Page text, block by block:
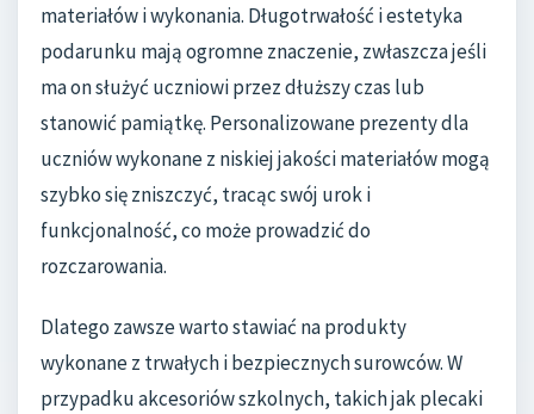
materiałów i wykonania. Długotrwałość i estetyka
podarunku mają ogromne znaczenie, zwłaszcza jeśli
ma on służyć uczniowi przez dłuższy czas lub
stanowić pamiątkę. Personalizowane prezenty dla
uczniów wykonane z niskiej jakości materiałów mogą
szybko się zniszczyć, tracąc swój urok i
funkcjonalność, co może prowadzić do
rozczarowania.
Dlatego zawsze warto stawiać na produkty
wykonane z trwałych i bezpiecznych surowców. W
przypadku akcesoriów szkolnych, takich jak plecaki